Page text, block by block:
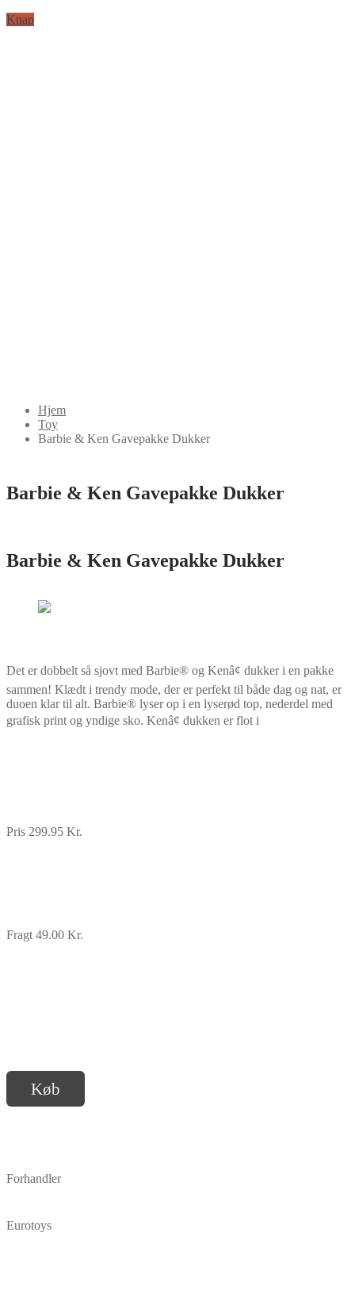
Knap
Hjem
Toy
Barbie & Ken Gavepakke Dukker
Barbie & Ken Gavepakke Dukker
Barbie & Ken Gavepakke Dukker
Det er dobbelt så sjovt med Barbie® og Kenâ¢ dukker i en pakke
sammen! Klædt i trendy mode, der er perfekt til både dag og nat, er
duoen klar til alt. Barbie® lyser op i en lyserød top, nederdel med
grafisk print og yndige sko. Kenâ¢ dukken er flot i
Pris 299.95 Kr.
Fragt 49.00 Kr.
Køb
Forhandler
Eurotoys